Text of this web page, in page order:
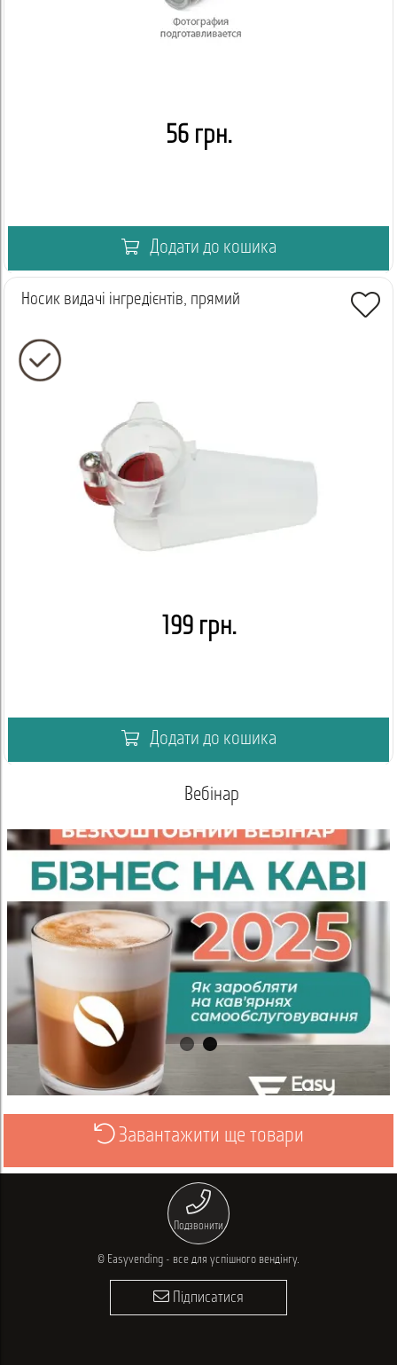
56 грн.
Додати до кошика
Носик видачі інгредієнтів, прямий
199 грн.
Додати до кошика
Вебінар
Переглянути
Завантажити ще товари
Подзвонити
© Easyvending - все для успішного вендінгу.
Підписатися